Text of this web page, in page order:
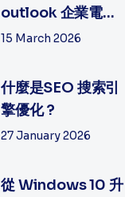
outlook 企業電郵,
手機電郵設定常見
15 March 2026
什麼是SEO 搜索引
擎優化 ?
27 January 2026
從 Windows 10 升